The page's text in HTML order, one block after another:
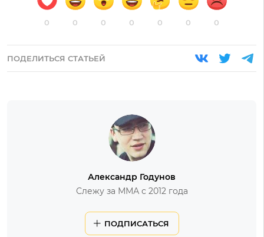
0 0 0 0 0 0 0
ПОДЕЛИТЬСЯ СТАТЬЕЙ
Александр Годунов
Слежу за ММА с 2012 года
ПОДПИСАТЬСЯ